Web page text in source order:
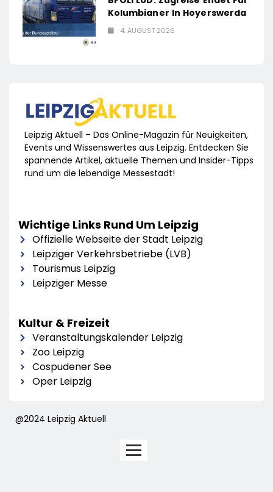
Kolumbianer In Hoyerswerda
4. AUGUST 2026
Leipzig Aktuell – Das Online-Magazin für Neuigkeiten,
Events und Wissenswertes aus Leipzig. Entdecken Sie
spannende Artikel, aktuelle Themen und Insider-Tipps
rund um die lebendige Messestadt!
Wichtige Links Rund Um Leipzig
Offizielle Webseite der Stadt Leipzig
Leipziger Verkehrsbetriebe (LVB)
Tourismus Leipzig
Leipziger Messe
Kultur & Freizeit
Veranstaltungskalender Leipzig
Zoo Leipzig
Cospudener See
Oper Leipzig
@2024 Leipzig Aktuell